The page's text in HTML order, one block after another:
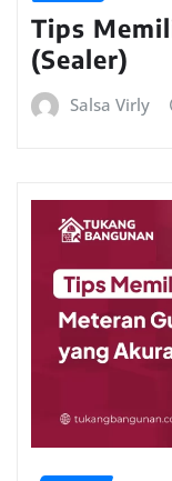
Tips
(Sealer)
Salsa Virly